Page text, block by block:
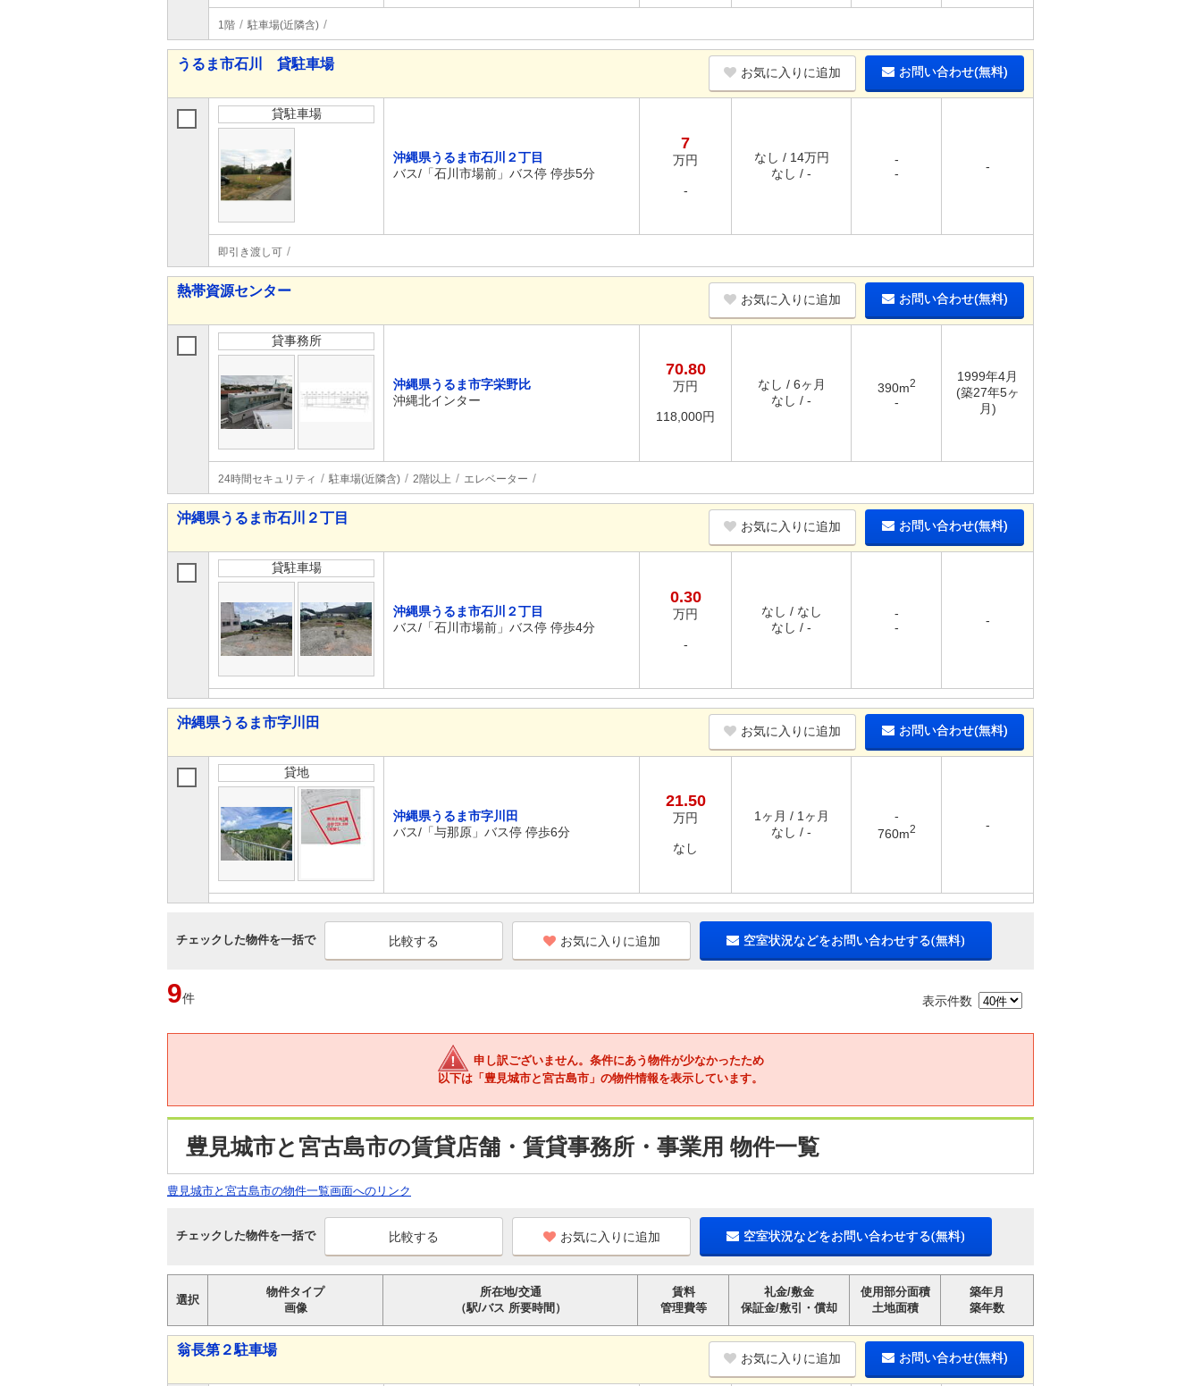
1階 駐車場(近隣含)
うるま市石川 貸駐車場
お気に入りに追加 お問い合わせ(無料)
貸駐車場
沖縄県うるま市石川２丁目
バス/「石川市場前」バス停 停歩5分
7
万円
-
なし / 14万円
なし / -
-
-
-
即引き渡し可
熱帯資源センター
お気に入りに追加 お問い合わせ(無料)
貸事務所
沖縄県うるま市字栄野比
沖縄北インター
70.80
万円
118,000円
なし / 6ヶ月
なし / -
390m2
-
1999年4月
(築27年5ヶ
月)
24時間セキュリティ 駐車場(近隣含) 2階以上 エレベーター
沖縄県うるま市石川２丁目
お気に入りに追加 お問い合わせ(無料)
貸駐車場
沖縄県うるま市石川２丁目
バス/「石川市場前」バス停 停歩4分
0.30
万円
-
なし / なし
なし / -
-
-
-
沖縄県うるま市字川田
お気に入りに追加 お問い合わせ(無料)
貸地
沖縄県うるま市字川田
バス/「与那原」バス停 停歩6分
21.50
万円
なし
1ヶ月 / 1ヶ月
なし / -
-
760m2 -
チェックした物件を一括で お気に入りに追加 空室状況などをお問い合わせする(無料)
9件 表示件数
申し訳ございません。条件にあう物件が少なかったため
以下は「豊見城市と宮古島市」の物件情報を表示しています。
豊見城市と宮古島市の賃貸店舗・賃貸事務所・事業用 物件一覧
豊見城市と宮古島市の物件一覧画面へのリンク
チェックした物件を一括で お気に入りに追加 空室状況などをお問い合わせする(無料)
選択
物件タイプ
画像
所在地/交通
（駅/バス 所要時間）
賃料
管理費等
礼金/敷金
保証金/敷引・償却
使用部分面積
土地面積
築年月
築年数
翁長第２駐車場
お気に入りに追加 お問い合わせ(無料)